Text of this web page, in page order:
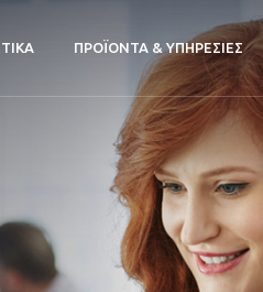
ΠΡΟΪΟΝΤΑ & ΥΠΗΡΕΣΙΕΣ